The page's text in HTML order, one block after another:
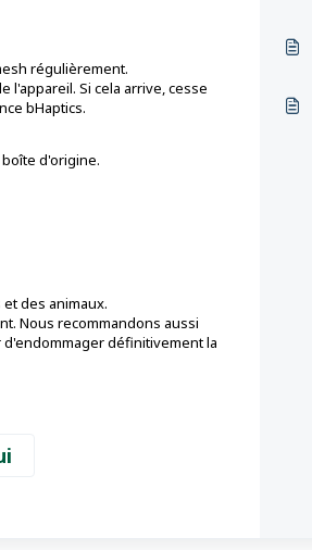
régulièrement.
Si cela arrive, cesse
bHaptics.
d'origine.
des animaux.
Nous recommandons aussi
définitivement la